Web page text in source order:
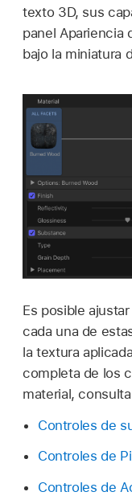
texto 3D, sus
panel Apariencia
bajo la miniatura
Es posible
cada una de
la textura
completa de los
material,
Controles de
Controles de
Controles de